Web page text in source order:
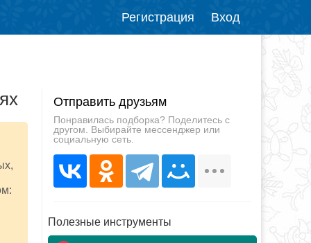
Регистрация Вход
Отправить друзьям
Понравилась подборка? Поделитесь с
другом. Выбирайте мессенджер или
социальную сеть.
Полезные инструменты